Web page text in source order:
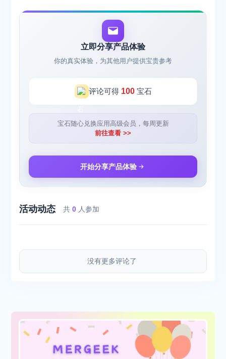
立即分享产品体验
你的真实体验，为其他用户提供宝贵参考
评论可得 100宝石
宝石随心兑换应用高级会员，每周更新
前往查看 >>
开始分享产品体验
活动动态 共0 人参加
没有更多评论了